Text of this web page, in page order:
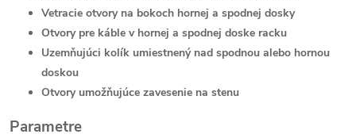
Vetracie otvory na bokoch hornej a spodnej dosky
Otvory pre káble v hornej a spodnej doske racku
Uzemňujúci kolík umiestnený nad spodnou alebo hornou
doskou
Otvory umožňujúce zavesenie na stenu
Parametre